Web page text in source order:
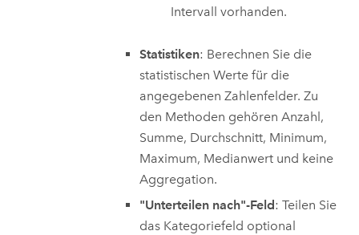
Intervall vorhanden.
Statistiken: Berechnen Sie die
statistischen Werte für die
angegebenen Zahlenfelder. Zu
den Methoden gehören Anzahl,
Summe, Durchschnitt, Minimum,
Maximum, Medianwert und keine
Aggregation.
"Unterteilen nach"-Feld: Teilen Sie
das Kategoriefeld optional